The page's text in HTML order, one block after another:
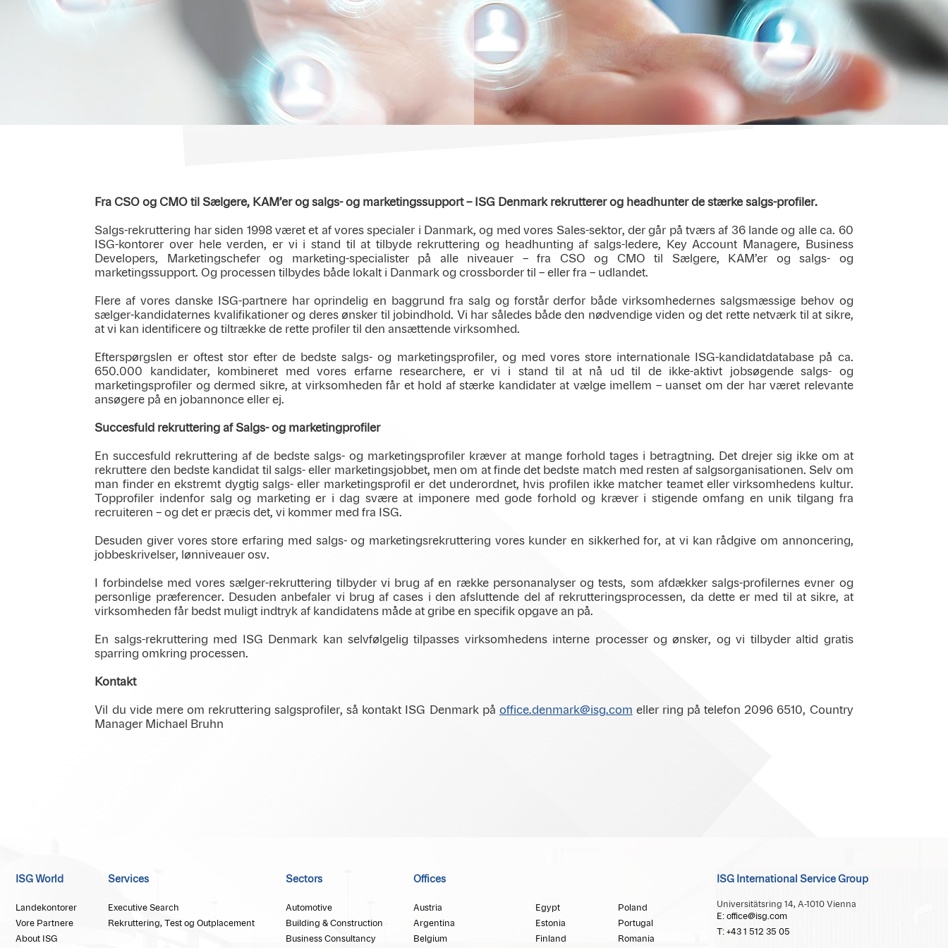
Fra CSO og CMO til Sælgere, KAM’er og salgs- og marketingssupport – ISG Denmark rekrutterer og headhunter de stærke salgs-profiler.
Salgs-rekruttering har siden 1998 været et af vores specialer i Danmark, og med vores Sales-sektor, der går på tværs af 36 lande og alle ca. 60
ISG-kontorer over hele verden, er vi i stand til at tilbyde rekruttering og headhunting af salgs-ledere, Key Account Managere, Business
Developers, Marketingschefer og marketing-specialister på alle niveauer – fra CSO og CMO til Sælgere, KAM’er og salgs- og
marketingssupport. Og processen tilbydes både lokalt i Danmark og crossborder til – eller fra – udlandet.
Flere af vores danske ISG-partnere har oprindelig en baggrund fra salg og forstår derfor både virksomhedernes salgsmæssige behov og
sælger-kandidaternes kvalifikationer og deres ønsker til jobindhold. Vi har således både den nødvendige viden og det rette netværk til at sikre,
at vi kan identificere og tiltrække de rette profiler til den ansættende virksomhed.
Efterspørgslen er oftest stor efter de bedste salgs- og marketingsprofiler, og med vores store internationale ISG-kandidatdatabase på ca.
650.000 kandidater, kombineret med vores erfarne researchere, er vi i stand til at nå ud til de ikke-aktivt jobsøgende salgs- og
marketingsprofiler og dermed sikre, at virksomheden får et hold af stærke kandidater at vælge imellem – uanset om der har været relevante
ansøgere på en jobannonce eller ej.
Succesfuld rekruttering af Salgs- og marketingprofiler
En succesfuld rekruttering af de bedste salgs- og marketingsprofiler kræver at mange forhold tages i betragtning. Det drejer sig ikke om at
rekruttere den bedste kandidat til salgs- eller marketingsjobbet, men om at finde det bedste match med resten af salgsorganisationen. Selv om
man finder en ekstremt dygtig salgs- eller marketingsprofil er det underordnet, hvis profilen ikke matcher teamet eller virksomhedens kultur.
Topprofiler indenfor salg og marketing er i dag svære at imponere med gode forhold og kræver i stigende omfang en unik tilgang fra
recruiteren – og det er præcis det, vi kommer med fra ISG.
Desuden giver vores store erfaring med salgs- og marketingsrekruttering vores kunder en sikkerhed for, at vi kan rådgive om annoncering,
jobbeskrivelser, lønniveauer osv.
I forbindelse med vores sælger-rekruttering tilbyder vi brug af en række personanalyser og tests, som afdækker salgs-profilernes evner og
personlige præferencer. Desuden anbefaler vi brug af cases i den afsluttende del af rekrutteringsprocessen, da dette er med til at sikre, at
virksomheden får bedst muligt indtryk af kandidatens måde at gribe en specifik opgave an på.
En salgs-rekruttering med ISG Denmark kan selvfølgelig tilpasses virksomhedens interne processer og ønsker, og vi tilbyder altid gratis
sparring omkring processen.
Kontakt
Vil du vide mere om rekruttering salgsprofiler, så kontakt ISG Denmark på office.denmark@isg.com eller ring på telefon 2096 6510, Country
Manager Michael Bruhn
ISG World
Landekontorer
Vore Partnere
About ISG
Services
Executive Search
Rekruttering, Test og Outplacement
Sectors
Automotive
Building & Construction
Business Consultancy
Offices
Austria
Argentina
Belgium
Egypt
Estonia
Finland
Poland
Portugal
Romania
ISG International Service Group
Universitätsring 14, A-1010 Vienna
E: office@isg.com
T: +43 1 512 35 05